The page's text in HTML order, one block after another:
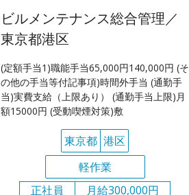
ビルメンテナンス総合管理／
東京都港区
(定額手当1)職能手当65,000円140,000円 (そ
の他の手当等付記事項)時間外手当 (通勤手
当)実費支給（上限あり） (通勤手当上限)月
額15000円 (受動喫煙対策)敷
東京都 港区
軽作業
正社員
月給300,000円